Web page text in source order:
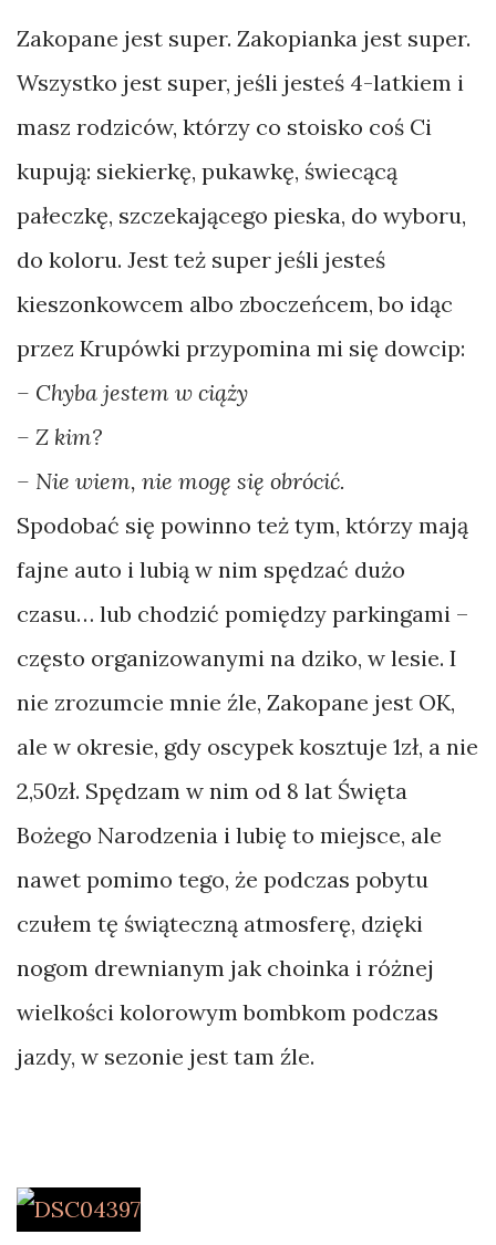
Zakopane jest super. Zakopianka jest super.
Wszystko jest super, jeśli jesteś 4-latkiem i
masz rodziców, którzy co stoisko coś Ci
kupują: siekierkę, pukawkę, świecącą
pałeczkę, szczekającego pieska, do wyboru,
do koloru. Jest też super jeśli jesteś
kieszonkowcem albo zboczeńcem, bo idąc
przez Krupówki przypomina mi się dowcip:
– Chyba jestem w ciąży
– Z kim?
– Nie wiem, nie mogę się obrócić.
Spodobać się powinno też tym, którzy mają
fajne auto i lubią w nim spędzać dużo
czasu… lub chodzić pomiędzy parkingami –
często organizowanymi na dziko, w lesie. I
nie zrozumcie mnie źle, Zakopane jest OK,
ale w okresie, gdy oscypek kosztuje 1zł, a nie
2,50zł. Spędzam w nim od 8 lat Święta
Bożego Narodzenia i lubię to miejsce, ale
nawet pomimo tego, że podczas pobytu
czułem tę świąteczną atmosferę, dzięki
nogom drewnianym jak choinka i różnej
wielkości kolorowym bombkom podczas
jazdy, w sezonie jest tam źle.
Czarnogóra
Czechy